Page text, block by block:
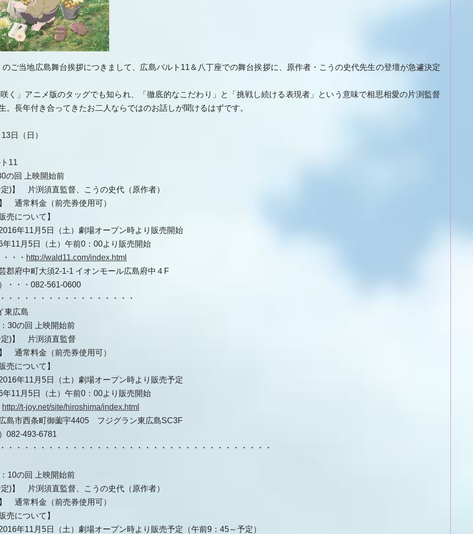
のご当地広島舞台挨拶につきまして、広島バルト11＆八丁座での舞台挨拶に、原作者・こうの史代先生の登壇が急遽決定
く」アニメ版のタッグでも知られ、「徹底的なこだわり」と「挑戦し続ける表現者」という意味で相思相愛の片渕監督
。長年付き合ってきたお二人ならではのお話しが聞けるはずです。
日（日）
11
の回 上映開始前
定)】 片渕須直監督、こうの史代（原作者）
通常料金（前売券使用可）
売について】
年11月5日（土）劇場オープン時より販売開始
年11月5日（土）午前0：00より販売開始
・・ http://wald11.com/index.html
郡府中町大須2-1-1 イオンモール広島府中４F
・・・082-561-0600
・・・・・・・・・・・・・・・・
東広島
30の回 上映開始前
定)】 片渕須直監督
通常料金（前売券使用可）
売について】
年11月5日（土）劇場オープン時より販売予定
年11月5日（土）午前0：00より販売開始
http://t-joy.net/site/hiroshima/index.html
広島市西条町御薗宇4405 フジグラン東広島SC3F
082-493-6781
・・・・・・・・・・・・・・・・・・・・・・・・・・・・・・・・・
10の回 上映開始前
定)】 片渕須直監督、こうの史代（原作者）
通常料金（前売券使用可）
売について】
年11月5日（土）劇場オープン時より販売予定（午前9：45～予定）